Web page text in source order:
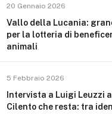
20 Gennaio 2026
Vallo della Lucania:
per la lotteria di
animali
5 Febbraio 2026
Intervista a Luigi Leuzzi
Cilento che resta: tra